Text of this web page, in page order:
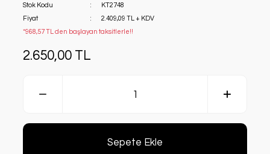
Stok Kodu
KT2748
Fiyat
2.409,09 TL + KDV
*968,57 TL den başlayan taksitlerle!!
2.650,00 TL
Sepete Ekle